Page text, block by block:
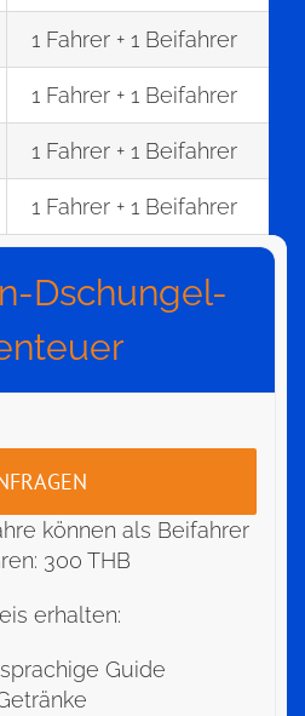
1 Fahrer + 1 Beifahrer
1 Fahrer + 1 Beifahrer
1 Fahrer + 1 Beifahrer
1 Fahrer + 1 Beifahrer
Dschungel-
können als Beifahrer
300 THB
erhalten:
Guide